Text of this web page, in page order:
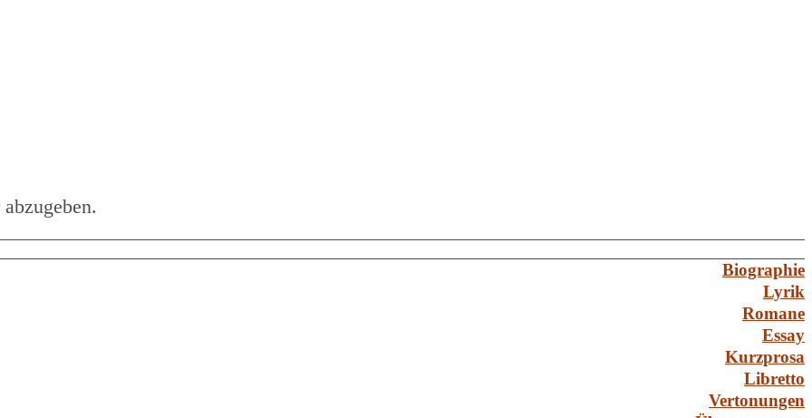
Biographie
Lyrik
Romane
Essay
Kurzprosa
Libretto
Vertonungen